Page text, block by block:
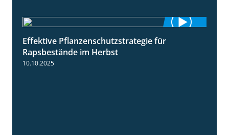
Effektive Pflanzenschutzstrategie für
Rapsbestände im Herbst
10.10.2025